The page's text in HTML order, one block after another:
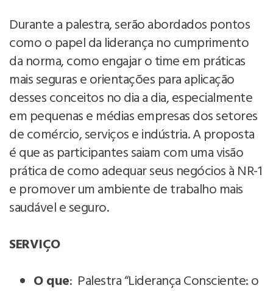
Durante a palestra, serão abordados pontos
como o papel da liderança no cumprimento
da norma, como engajar o time em práticas
mais seguras e orientações para aplicação
desses conceitos no dia a dia, especialmente
em pequenas e médias empresas dos setores
de comércio, serviços e indústria. A proposta
é que as participantes saiam com uma visão
prática de como adequar seus negócios à NR-1
e promover um ambiente de trabalho mais
saudável e seguro.
SERVIÇO
O que: Palestra “Liderança Consciente: o